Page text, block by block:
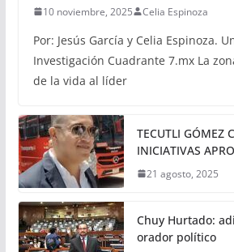
10 noviembre, 2025 Celia Espinoza
Por: Jesús García y Celia Espinoza.
Investigación Cuadrante 7.mx La
de la vida al líder
TECUTLI GÓMEZ
INICIATIVAS
21 agosto, 2025
Chuy Hurtado:
orador político